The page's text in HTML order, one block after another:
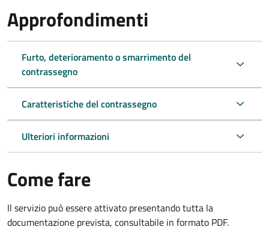
Approfondimenti
Furto, deterioramento o smarrimento del
contrassegno
Caratteristiche del contrassegno
Ulteriori informazioni
Come fare
Il servizio può essere attivato presentando tutta la
documentazione prevista, consultabile in formato PDF.